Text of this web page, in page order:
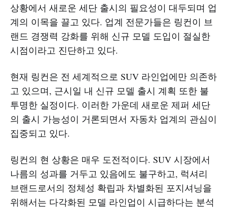
상황에서 새로운 세단 출시의 필요성이 대두되며 업
계의 이목을 끌고 있다. 업계 전문가들은 링컨이 브
랜드 경쟁력 강화를 위해 신규 모델 도입이 절실한
시점이라고 진단하고 있다.
현재 링컨은 전 세계적으로 SUV 라인업에만 의존하
고 있으며, 근시일 내 신규 모델 출시 계획 또한 불
투명한 실정이다. 이러한 가운데 새로운 제퍼 세단
의 출시 가능성이 거론되면서 자동차 업계의 관심이
집중되고 있다.
링컨의 현 상황은 매우 도전적이다. SUV 시장에서
나름의 성과를 거두고 있음에도 불구하고, 럭셔리
브랜드로서의 정체성 확립과 차별화된 포지셔닝을
위해서는 다각화된 모델 라인업이 시급하다는 분석